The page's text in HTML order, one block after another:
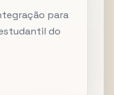
para
do